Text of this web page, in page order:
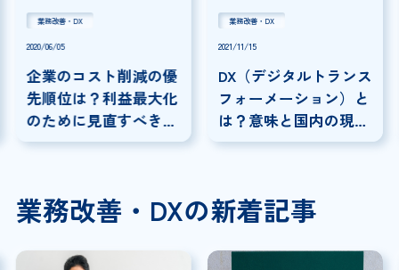
業務改善・DX
2021/11/15
DX（デジタルトランス
フォーメーション）と
は？意味と国内の現状
を分かりやすく解説
業務改善・DX
2020/09/15
在宅勤務は永続的に実
施可能？コロナ禍での
影響と今後の継続への
課題と解決策
業務改善・DXの新着記事